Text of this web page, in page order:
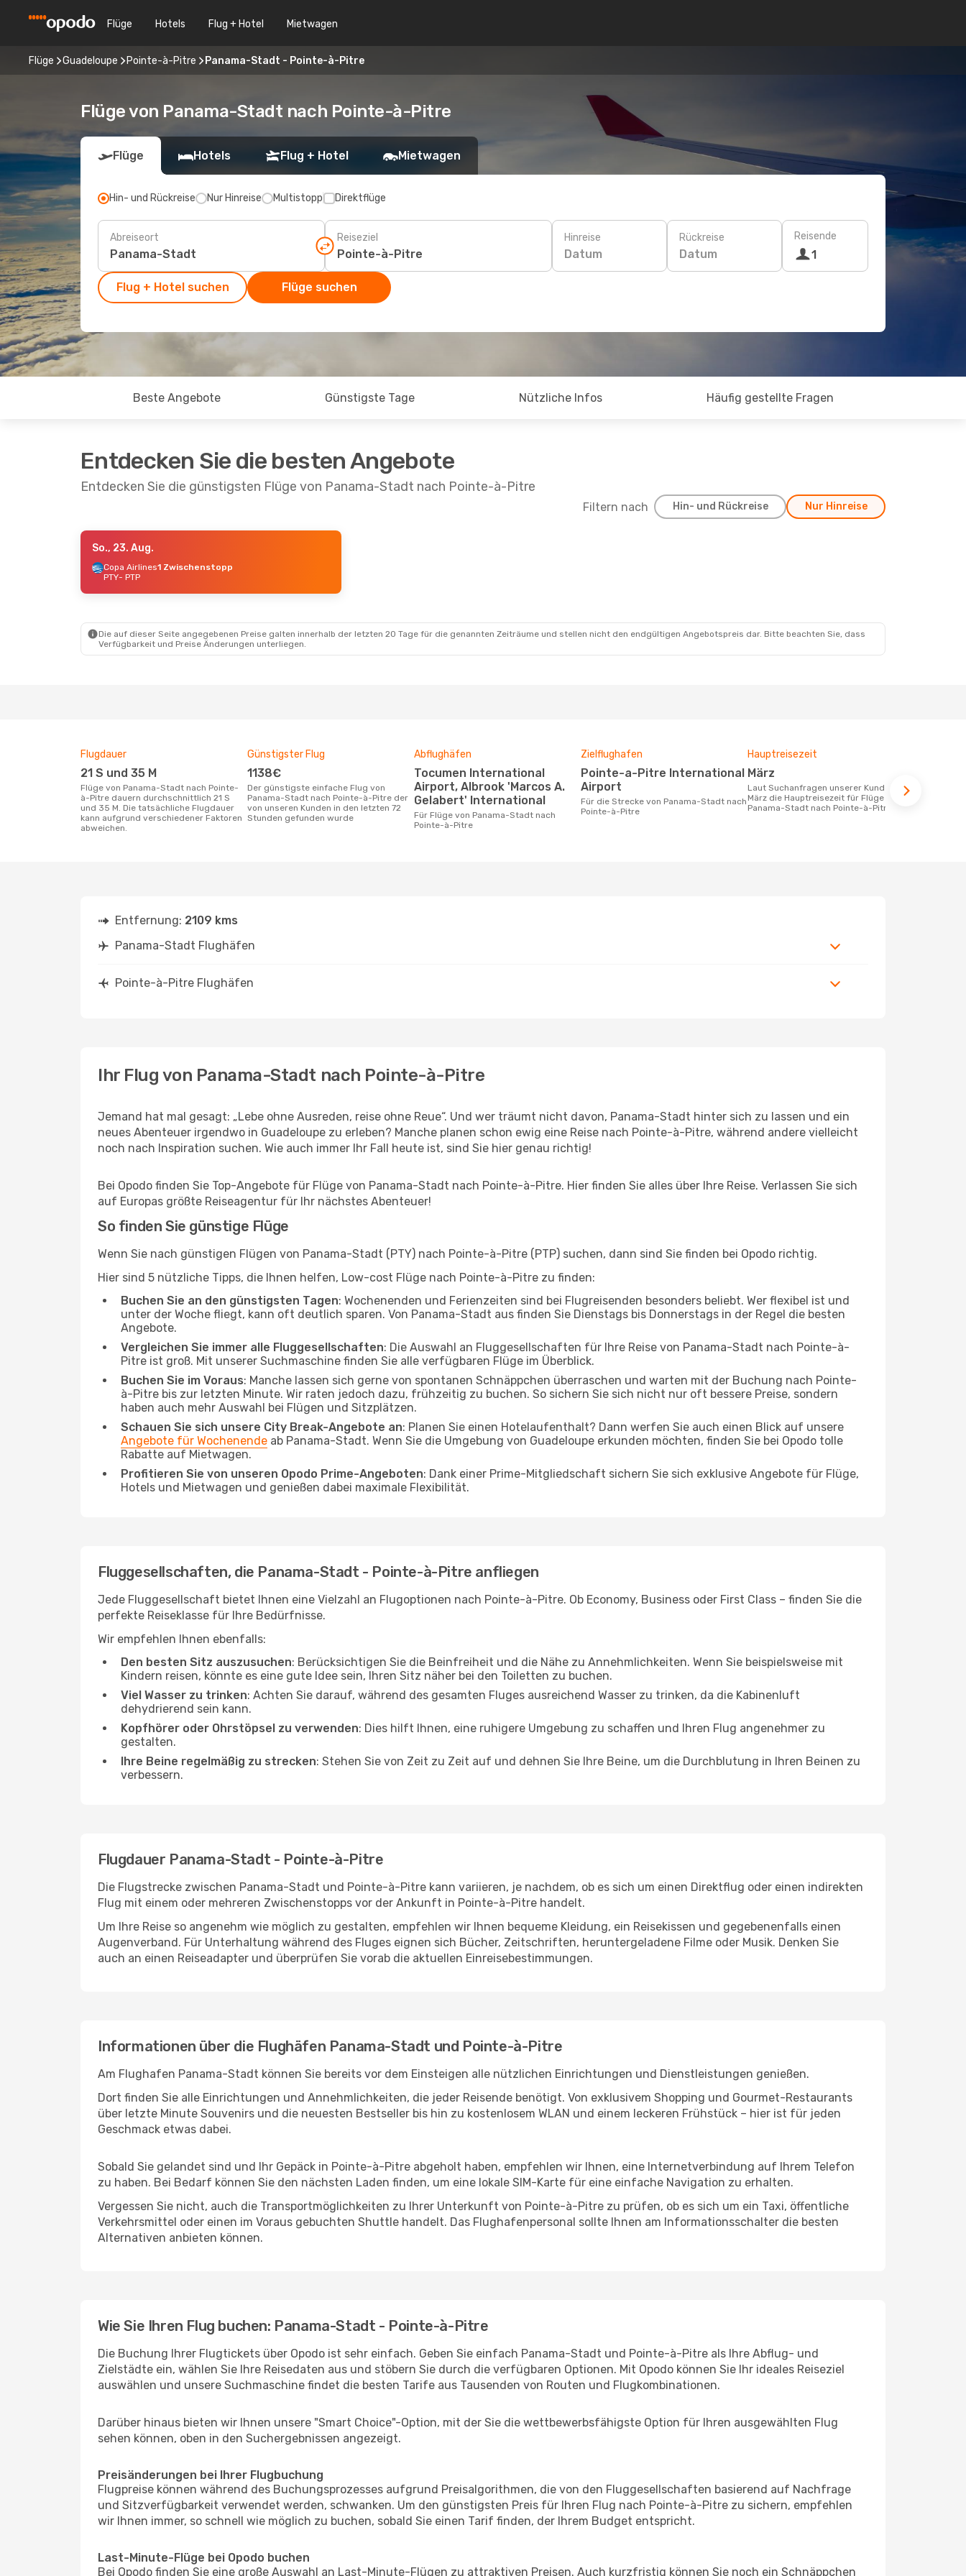
Flüge Hotels Flug + Hotel Mietwagen
Flüge Guadeloupe Pointe-à-Pitre Panama-Stadt - Pointe-à-Pitre
Flüge von Panama-Stadt nach Pointe-à-Pitre
Flüge Hotels Flug + Hotel Mietwagen
Hin- und Rückreise Nur Hinreise Multistopp Direktflüge
Abreiseort Reiseziel Hinreise
Datum
Rückreise
Datum
Reisende
1
Flug + Hotel suchen Flüge suchen
Beste Angebote Günstigste Tage Nützliche Infos Häufig gestellte Fragen
Entdecken Sie die besten Angebote
Entdecken Sie die günstigsten Flüge von Panama-Stadt nach Pointe-à-Pitre
Filtern nach Hin- und Rückreise Nur Hinreise
- Di., 25. Aug.
1 Zwischenstopp
So., 23. Aug.
Copa Airlines1 Zwischenstopp
PTY- PTP
Die auf dieser Seite angegebenen Preise galten innerhalb der letzten 20 Tage für die genannten Zeiträume und stellen nicht den endgültigen Angebotspreis dar. Bitte beachten Sie, dass
Verfügbarkeit und Preise Änderungen unterliegen.
Flugdauer
21 S und 35 M
Flüge von Panama-Stadt nach Pointe-
à-Pitre dauern durchschnittlich 21 S
und 35 M. Die tatsächliche Flugdauer
kann aufgrund verschiedener Faktoren
abweichen.
Günstigster Flug
1138€
Der günstigste einfache Flug von
Panama-Stadt nach Pointe-à-Pitre der
von unseren Kunden in den letzten 72
Stunden gefunden wurde
Abflughäfen
Tocumen International
Airport, Albrook 'Marcos A.
Gelabert' International
Für Flüge von Panama-Stadt nach
Pointe-à-Pitre
Zielflughafen
Pointe-a-Pitre International
Airport
Für die Strecke von Panama-Stadt nach
Pointe-à-Pitre
Hauptreisezeit
März
Laut Suchanfragen unserer Kunden ist
März die Hauptreisezeit für Flüge von
Panama-Stadt nach Pointe-à-Pitre
Entfernung: 2109 kms
Panama-Stadt Flughäfen
Pointe-à-Pitre Flughäfen
Ihr Flug von Panama-Stadt nach Pointe-à-Pitre
Jemand hat mal gesagt: „Lebe ohne Ausreden, reise ohne Reue“. Und wer träumt nicht davon, Panama-Stadt hinter sich zu lassen und ein
neues Abenteuer irgendwo in Guadeloupe zu erleben? Manche planen schon ewig eine Reise nach Pointe-à-Pitre, während andere vielleicht
noch nach Inspiration suchen. Wie auch immer Ihr Fall heute ist, sind Sie hier genau richtig!
Bei Opodo finden Sie Top-Angebote für Flüge von Panama-Stadt nach Pointe-à-Pitre. Hier finden Sie alles über Ihre Reise. Verlassen Sie sich
auf Europas größte Reiseagentur für Ihr nächstes Abenteuer!
So finden Sie günstige Flüge
Wenn Sie nach günstigen Flügen von Panama-Stadt (PTY) nach Pointe-à-Pitre (PTP) suchen, dann sind Sie finden bei Opodo richtig.
Hier sind 5 nützliche Tipps, die Ihnen helfen, Low-cost Flüge nach Pointe-à-Pitre zu finden:
Buchen Sie an den günstigsten Tagen: Wochenenden und Ferienzeiten sind bei Flugreisenden besonders beliebt. Wer flexibel ist und
unter der Woche fliegt, kann oft deutlich sparen. Von Panama-Stadt aus finden Sie Dienstags bis Donnerstags in der Regel die besten
Angebote.
Vergleichen Sie immer alle Fluggesellschaften: Die Auswahl an Fluggesellschaften für Ihre Reise von Panama-Stadt nach Pointe-à-
Pitre ist groß. Mit unserer Suchmaschine finden Sie alle verfügbaren Flüge im Überblick.
Buchen Sie im Voraus: Manche lassen sich gerne von spontanen Schnäppchen überraschen und warten mit der Buchung nach Pointe-
à-Pitre bis zur letzten Minute. Wir raten jedoch dazu, frühzeitig zu buchen. So sichern Sie sich nicht nur oft bessere Preise, sondern
haben auch mehr Auswahl bei Flügen und Sitzplätzen.
Schauen Sie sich unsere City Break-Angebote an: Planen Sie einen Hotelaufenthalt? Dann werfen Sie auch einen Blick auf unsere
Angebote für Wochenende ab Panama-Stadt. Wenn Sie die Umgebung von Guadeloupe erkunden möchten, finden Sie bei Opodo tolle
Rabatte auf Mietwagen.
Profitieren Sie von unseren Opodo Prime-Angeboten: Dank einer Prime-Mitgliedschaft sichern Sie sich exklusive Angebote für Flüge,
Hotels und Mietwagen und genießen dabei maximale Flexibilität.
Fluggesellschaften, die Panama-Stadt - Pointe-à-Pitre anfliegen
Jede Fluggesellschaft bietet Ihnen eine Vielzahl an Flugoptionen nach Pointe-à-Pitre. Ob Economy, Business oder First Class – finden Sie die
perfekte Reiseklasse für Ihre Bedürfnisse.
Wir empfehlen Ihnen ebenfalls:
Den besten Sitz auszusuchen: Berücksichtigen Sie die Beinfreiheit und die Nähe zu Annehmlichkeiten. Wenn Sie beispielsweise mit
Kindern reisen, könnte es eine gute Idee sein, Ihren Sitz näher bei den Toiletten zu buchen.
Viel Wasser zu trinken: Achten Sie darauf, während des gesamten Fluges ausreichend Wasser zu trinken, da die Kabinenluft
dehydrierend sein kann.
Kopfhörer oder Ohrstöpsel zu verwenden: Dies hilft Ihnen, eine ruhigere Umgebung zu schaffen und Ihren Flug angenehmer zu
gestalten.
Ihre Beine regelmäßig zu strecken: Stehen Sie von Zeit zu Zeit auf und dehnen Sie Ihre Beine, um die Durchblutung in Ihren Beinen zu
verbessern.
Flugdauer Panama-Stadt - Pointe-à-Pitre
Die Flugstrecke zwischen Panama-Stadt und Pointe-à-Pitre kann variieren, je nachdem, ob es sich um einen Direktflug oder einen indirekten
Flug mit einem oder mehreren Zwischenstopps vor der Ankunft in Pointe-à-Pitre handelt.
Um Ihre Reise so angenehm wie möglich zu gestalten, empfehlen wir Ihnen bequeme Kleidung, ein Reisekissen und gegebenenfalls einen
Augenverband. Für Unterhaltung während des Fluges eignen sich Bücher, Zeitschriften, heruntergeladene Filme oder Musik. Denken Sie
auch an einen Reiseadapter und überprüfen Sie vorab die aktuellen Einreisebestimmungen.
Informationen über die Flughäfen Panama-Stadt und Pointe-à-Pitre
Am Flughafen Panama-Stadt können Sie bereits vor dem Einsteigen alle nützlichen Einrichtungen und Dienstleistungen genießen.
Dort finden Sie alle Einrichtungen und Annehmlichkeiten, die jeder Reisende benötigt. Von exklusivem Shopping und Gourmet-Restaurants
über letzte Minute Souvenirs und die neuesten Bestseller bis hin zu kostenlosem WLAN und einem leckeren Frühstück – hier ist für jeden
Geschmack etwas dabei.
Sobald Sie gelandet sind und Ihr Gepäck in Pointe-à-Pitre abgeholt haben, empfehlen wir Ihnen, eine Internetverbindung auf Ihrem Telefon
zu haben. Bei Bedarf können Sie den nächsten Laden finden, um eine lokale SIM-Karte für eine einfache Navigation zu erhalten.
Vergessen Sie nicht, auch die Transportmöglichkeiten zu Ihrer Unterkunft von Pointe-à-Pitre zu prüfen, ob es sich um ein Taxi, öffentliche
Verkehrsmittel oder einen im Voraus gebuchten Shuttle handelt. Das Flughafenpersonal sollte Ihnen am Informationsschalter die besten
Alternativen anbieten können.
Wie Sie Ihren Flug buchen: Panama-Stadt - Pointe-à-Pitre
Die Buchung Ihrer Flugtickets über Opodo ist sehr einfach. Geben Sie einfach Panama-Stadt und Pointe-à-Pitre als Ihre Abflug- und
Zielstädte ein, wählen Sie Ihre Reisedaten aus und stöbern Sie durch die verfügbaren Optionen. Mit Opodo können Sie Ihr ideales Reiseziel
auswählen und unsere Suchmaschine findet die besten Tarife aus Tausenden von Routen und Flugkombinationen.
Darüber hinaus bieten wir Ihnen unsere "Smart Choice"-Option, mit der Sie die wettbewerbsfähigste Option für Ihren ausgewählten Flug
sehen können, oben in den Suchergebnissen angezeigt.
Preisänderungen bei Ihrer Flugbuchung
Flugpreise können während des Buchungsprozesses aufgrund Preisalgorithmen, die von den Fluggesellschaften basierend auf Nachfrage
und Sitzverfügbarkeit verwendet werden, schwanken. Um den günstigsten Preis für Ihren Flug nach Pointe-à-Pitre zu sichern, empfehlen
wir Ihnen immer, so schnell wie möglich zu buchen, sobald Sie einen Tarif finden, der Ihrem Budget entspricht.
Last-Minute-Flüge bei Opodo buchen
Bei Opodo finden Sie eine große Auswahl an Last-Minute-Flügen zu attraktiven Preisen. Auch kurzfristig können Sie noch ein Schnäppchen